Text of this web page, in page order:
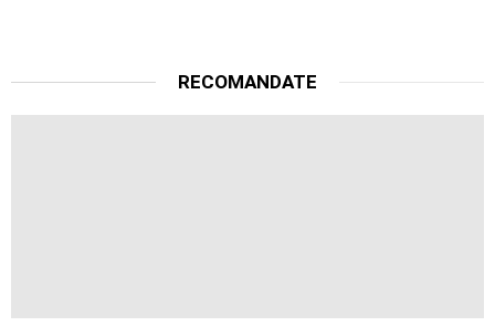
RECOMANDATE